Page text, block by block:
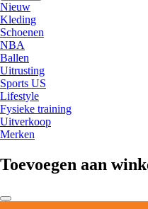
Nieuw
Kleding
Schoenen
NBA
Ballen
Uitrusting
Sports US
Lifestyle
Fysieke training
Uitverkoop
Merken
Toevoegen aan